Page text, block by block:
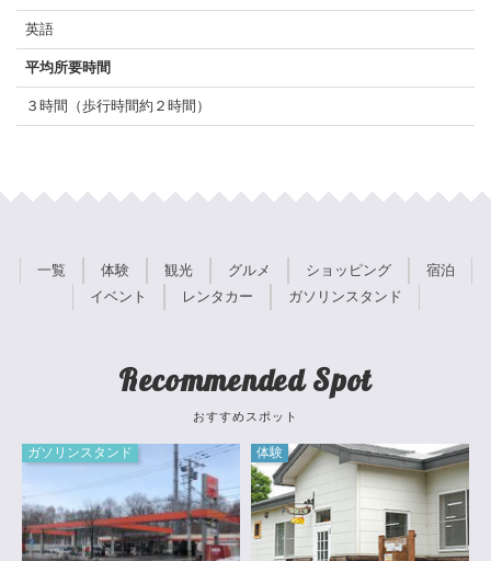
英語
平均所要時間
３時間（歩行時間約２時間）
一覧 体験 観光 グルメ ショッピング
宿泊
イベント
レンタカー ガソリンスタンド
Recommended Spot
おすすめスポット
ガソリンスタンド 体験